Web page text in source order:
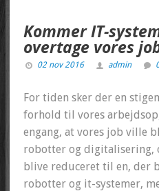
Kommer IT-
overtage vores
02 nov 2016 admin
For tiden sker der en
forhold til vores
engang, at vores job ville
robotter og digitalisering,
blive reduceret til en, der
robotter og it-systemer,